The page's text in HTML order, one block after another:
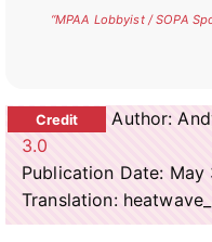
“MPAA Lobbyist / SOPA
Author:
3.0
Publication Date: May
Translation: